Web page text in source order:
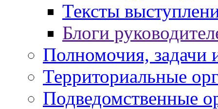
Тексты
Блоги
Полномочия, задачи
Территориальные
Подведомственные